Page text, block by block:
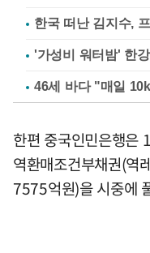
한국 떠난 김지수,
46세 바다 "매일
한편 중국인민은행은
역환매조건부채권(역
7575억원)을 시중에